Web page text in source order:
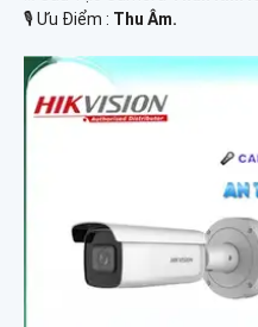
️🎙 Ưu Điểm : Thu Âm.